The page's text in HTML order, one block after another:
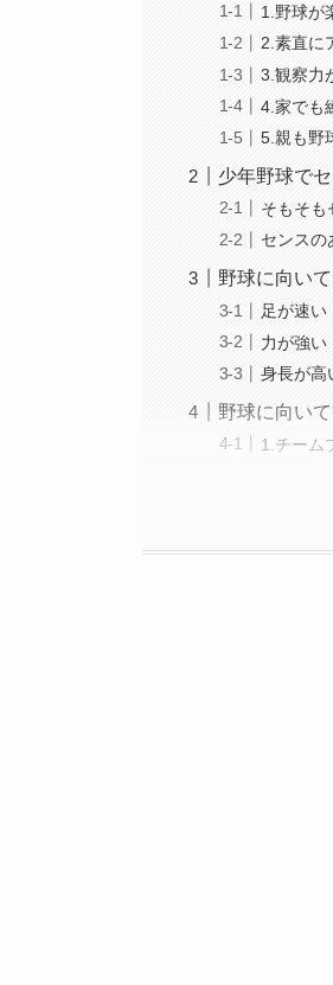
1.野球が
2.素直に
3.観察力
4.家でも
5.親も野
少年野球で
そもそも
センスの
野球に向い
足が速い
力が強い
身長が高
野球に向い
1.チーム